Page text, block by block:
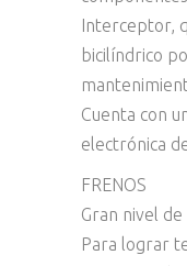
Interceptor,
bicilíndrico
Cuenta con
electrónica
FRENOS
Gran nivel
Para lograr